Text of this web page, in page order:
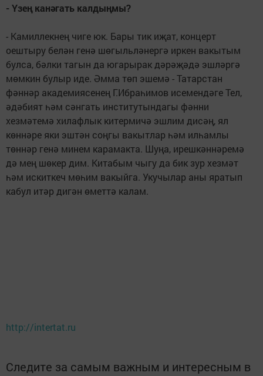
- Үзең канәгать калдыңмы?
- Камиллекнең чиге юк. Бары тик иҗат, концерт
оештыру белән генә шөгыльләнергә иркен вакытым
булса, бәлки тагын да югарырак дәрәҗәдә эшләргә
мөмкин булыр иде. Әмма төп эшемә - Татарстан
фәннәр академиясенең Г.Ибраһимов исемендәге Тел,
әдәбият һәм сәнгать институтындагы фәнни
хезмәтемә хилафлык китермичә эшлим дисәң, ял
көннәре яки эштән соңгы вакытлар һәм илһамлы
төннәр генә минем карамакта. Шуңа, ирешкәннәремә
дә мең шөкер дим. Китабым чыгу да бик зур хезмәт
һәм искиткеч мөһим вакыйга. Укучылар аны яратып
кабул итәр дигән өметтә калам.
http://intertat.ru
Следите за самым важным и интересным в